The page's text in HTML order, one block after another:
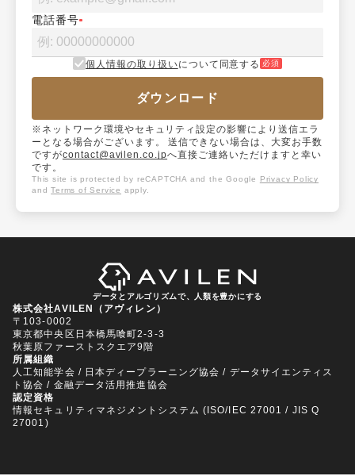
電話番号
個人情報の取り扱いについて同意する 必須
ダウンロード
※ネットワーク環境やセキュリティ設定の影響により送信エラ
ーとなる場合がございます。 送信できない場合は、大変お手数
ですがcontact@avilen.co.jpへ直接ご連絡いただけますと幸い
です。
This site is protected by reCAPTCHA and the Google
Privacy Policy
and Terms of Service apply.
データとアルゴリズムで、人類を豊かにする
株式会社AVILEN（アヴィレン）
〒103-0002
東京都中央区日本橋馬喰町2-3-3
秋葉原ファーストスクエア9階
所属組織
人工知能学会 / 日本ディープラーニング協会 / データサイエンティス
ト協会 / 金融データ活用推進協会
認定資格
情報セキュリティマネジメントシステム (ISO/IEC 27001 / JIS Q
27001)